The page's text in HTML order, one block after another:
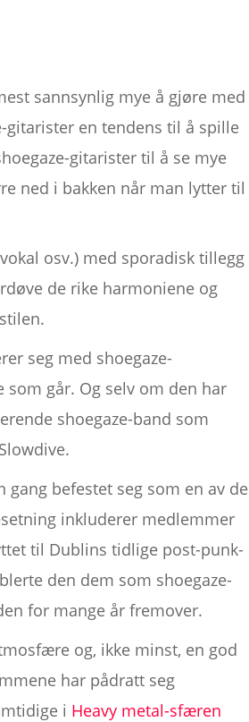
sannsynlig mye å gjøre med
gitarister en tendens til å spille
gitarister til å se mye
ned i bakken når man lytter til
osv.) med sporadisk tillegg
de rike harmoniene og
seg med shoegaze-
som går. Og selv om den har
shoegaze-band som
befestet seg som en av de
inkluderer medlemmer
til Dublins tidlige post-punk-
den dem som shoegaze-
for mange år fremover.
og, ikke minst, en god
har pådratt seg
i Heavy metal-sfæren